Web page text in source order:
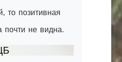
то позитивная
почти не видна.